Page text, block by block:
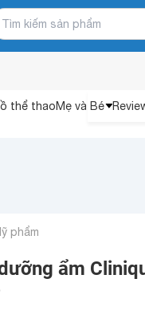
thể thaoMẹ và Bé
phẩm
ẩm